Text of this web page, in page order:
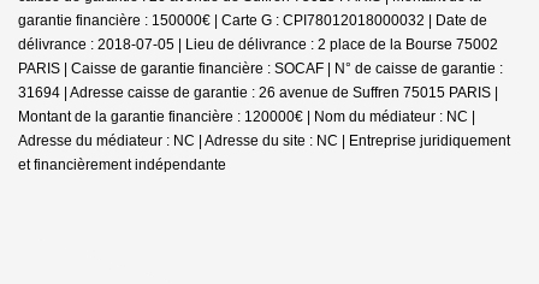
garantie financière : 150000€ | Carte G : CPI78012018000032 | Date de
délivrance : 2018-07-05 | Lieu de délivrance : 2 place de la Bourse 75002
PARIS | Caisse de garantie financière : SOCAF | N° de caisse de garantie :
31694 | Adresse caisse de garantie : 26 avenue de Suffren 75015 PARIS |
Montant de la garantie financière : 120000€ | Nom du médiateur : NC |
Adresse du médiateur : NC | Adresse du site : NC | Entreprise juridiquement
et financièrement indépendante